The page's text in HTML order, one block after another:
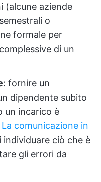
(alcune aziende
o
formale per
di un
: fornire un
dipendente subito
un incarico è
La comunicazione in
individuare ciò che è
gli errori da